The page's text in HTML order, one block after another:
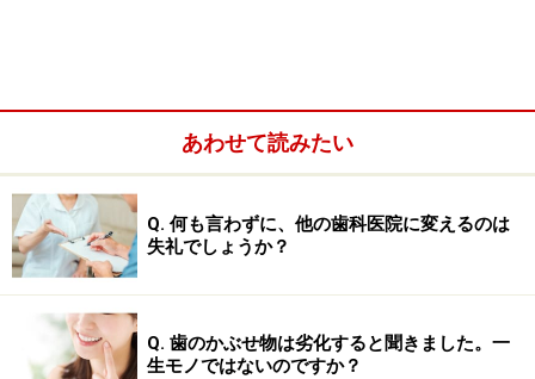
一般的には、歯の内部にある「歯髄」と呼ばれる組織全
ど起こらないで、歯の内部の歯髄が死んでしまう自然死
は、主に次のようなことが原因です。
■以前の治療の影響
比較的多く見られるのが、以前虫歯の治療の際、神経に
ごく近いところまで、虫歯が進行していたが、その時は
あわせて読みたい
Q. 何も言わずに、他の歯科医院に変えるのは
失礼でしょうか？
Q. 歯のかぶせ物は劣化すると聞きました。一
生モノではないのですか？